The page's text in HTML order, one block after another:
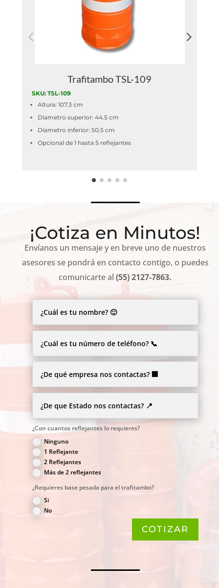
Trafitambo TSL-109
SKU: TSL-109
Altura: 107.3 cm
Diametro superior: 44.5 cm
Diametro inferior: 50.5 cm
Opcional de 1 hasta 5 reflejantes
¡Cotiza en Minutos!
Envíanos un mensaje y en breve uno de nuestros
asesores se pondrá en contacto contigo, o puedes
comunicarte al (55) 2127-7863.
¿Con cuantos reflejantes lo requieres?
Ninguno
1 Reflejante
2 Reflejantes
Más de 2 reflejantes
¿Requieres base pesada para el trafitambo?
Si
No
COTIZAR